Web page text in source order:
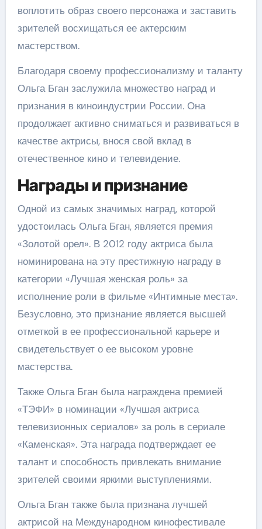
воплотить образ своего персонажа и заставить
зрителей восхищаться ее актерским
мастерством.
Благодаря своему профессионализму и таланту
Ольга Бган заслужила множество наград и
признания в киноиндустрии России. Она
продолжает активно сниматься и развиваться в
качестве актрисы, внося свой вклад в
отечественное кино и телевидение.
Награды и признание
Одной из самых значимых наград, которой
удостоилась Ольга Бган, является премия
«Золотой орел». В 2012 году актриса была
номинирована на эту престижную награду в
категории «Лучшая женская роль» за
исполнение роли в фильме «Интимные места».
Безусловно, это признание является высшей
отметкой в ее профессиональной карьере и
свидетельствует о ее высоком уровне
мастерства.
Также Ольга Бган была награждена премией
«ТЭФИ» в номинации «Лучшая актриса
телевизионных сериалов» за роль в сериале
«Каменская». Эта награда подтверждает ее
талант и способность привлекать внимание
зрителей своими яркими выступлениями.
Ольга Бган также была признана лучшей
актрисой на Международном кинофестивале